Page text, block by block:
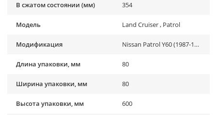
В сжатом состоянии (мм) 354
Модель Land Cruiser , Patrol
Модификация Nissan Patrol Y60 (1987-1997), Nissan Patrol Y61 (1997-2013), Toyota Land Cruiser 71 (1984-...), Toyota Land Cruiser 76 (2007-...), Toyota Land Cruiser 78 (2006-...), Toyota Land Cruiser 79 (1984-2006)
Длина упаковки, мм 80
Ширина упаковки, мм 80
Высота упаковки, мм 600